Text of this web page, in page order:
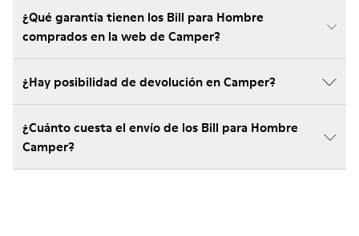
¿Qué garantía tienen los Bill para Hombre
comprados en la web de Camper?
¿Hay posibilidad de devolución en Camper?
¿Cuánto cuesta el envío de los Bill para Hombre
Camper?